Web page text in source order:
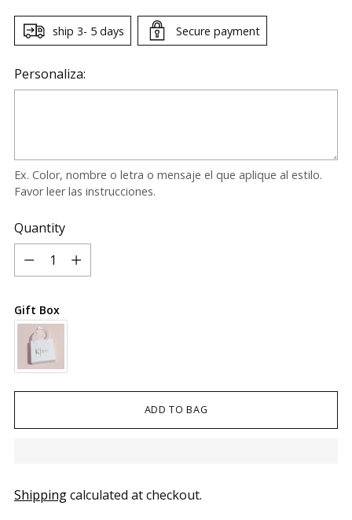
ship 3- 5 days Secure payment
Personaliza:
Ex. Color, nombre o letra o mensaje el que aplique al estilo.
Favor leer las instrucciones.
Quantity
Quantity
Gift Box
ADD TO BAG
Shippingcalculated at checkout.